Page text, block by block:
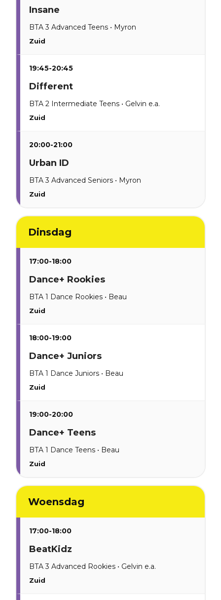
Insane
BTA 3 Advanced Teens • Myron
Zuid
19:45-20:45
Different
BTA 2 Intermediate Teens • Gelvin e.a.
Zuid
20:00-21:00
Urban ID
BTA 3 Advanced Seniors • Myron
Zuid
Dinsdag
17:00-18:00
Dance+ Rookies
BTA 1 Dance Rookies • Beau
Zuid
18:00-19:00
Dance+ Juniors
BTA 1 Dance Juniors • Beau
Zuid
19:00-20:00
Dance+ Teens
BTA 1 Dance Teens • Beau
Zuid
Woensdag
17:00-18:00
BeatKidz
BTA 3 Advanced Rookies • Gelvin e.a.
Zuid